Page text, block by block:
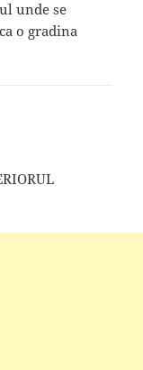
unde se
o gradina